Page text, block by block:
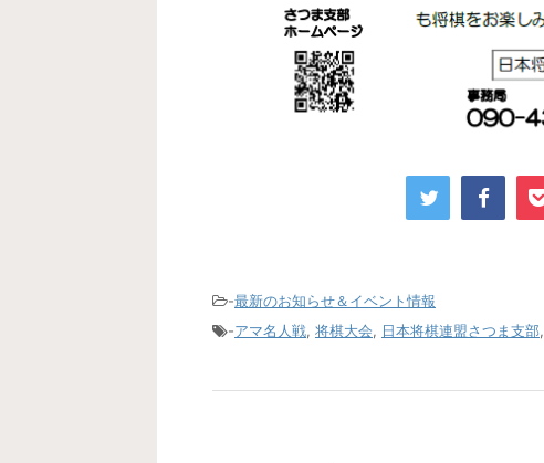
-最新のお知らせ＆イベント情報
-アマ名人戦, 将棋大会, 日本将棋連盟さつま支部,